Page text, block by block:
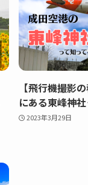
【飛行機撮影
にある東峰神
2023年3月29日